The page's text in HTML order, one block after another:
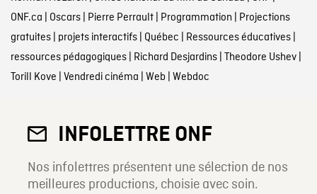
ONF.ca Oscars| Pierre Perrault| Programmation Projections
gratuites| projets interactifs| Québec Ressources éducatives|
ressources pédagogiques| Richard Desjardins| Theodore Ushev|
Torill Kove Vendredi cinéma Web Webdoc
INFOLETTRE ONF
Nos infolettres présentent une sélection de nos
meilleures productions, choisie avec soin.